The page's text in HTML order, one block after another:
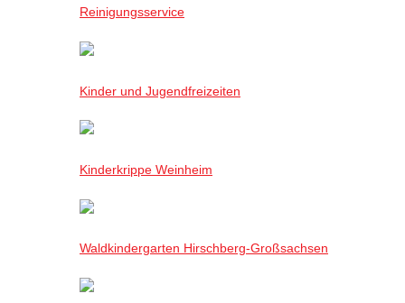
Reinigungsservice
Kinder und Jugendfreizeiten
Kinderkrippe Weinheim
Waldkindergarten Hirschberg-Großsachsen